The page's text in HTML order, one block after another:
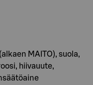
MAITO), suola,
hiivauute,